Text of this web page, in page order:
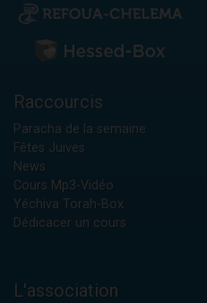
Raccourcis
Paracha de la semaine
Fêtes Juives
News
Cours Mp3-Vidéo
Yéchiva Torah-Box
Dédicacer un cours
L'association